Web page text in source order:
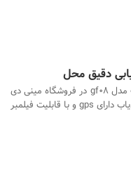
دوربین ردیاب مدل gf08 در فروشگاه مینی دی
وی پرو به تازگی عرضه شده است. این دوربین ردیاب دارای gps و با قابلیت فیلمبر